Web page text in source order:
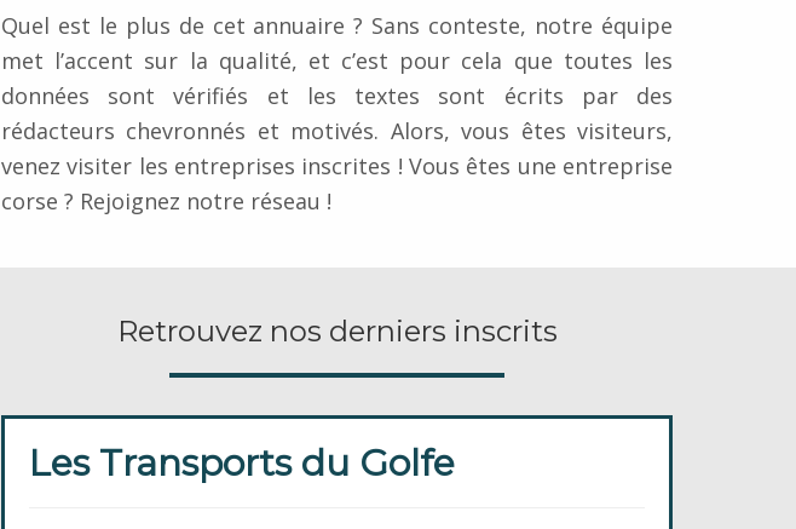
Quel est le plus de cet annuaire ? Sans conteste, notre équipe
met l’accent sur la qualité, et c’est pour cela que toutes les
données sont vérifiés et les textes sont écrits par des
rédacteurs chevronnés et motivés. Alors, vous êtes visiteurs,
venez visiter les entreprises inscrites ! Vous êtes une entreprise
corse ? Rejoignez notre réseau !
Retrouvez nos derniers inscrits
Les Transports du Golfe